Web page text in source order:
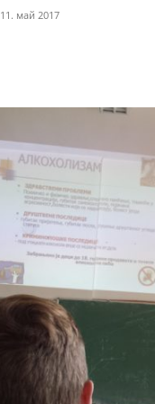
11. май 2017